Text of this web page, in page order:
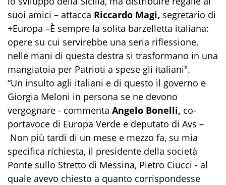
suoi amici – attacca Riccardo Magi, segretario di
+Europa –È sempre la solita barzelletta italiana:
opere su cui servirebbe una seria riflessione,
nelle mani di questa destra si trasformano in una
mangiatoia per Patrioti a spese gli italiani".
“Un insulto agli italiani e di questo il governo e
Giorgia Meloni in persona se ne devono
vergognare - commenta Angelo Bonelli, co-
portavoce di Europa Verde e deputato di Avs –
Non più tardi di un mese e mezzo fa, su mia
specifica richiesta, il presidente della società
Ponte sullo Stretto di Messina, Pietro Ciucci - al
quale avevo chiesto a quanto corrispondesse